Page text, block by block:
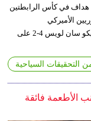
هداف في كأس الرابطتين
الأميركي
والمكسيكي، بعدما قاد إنتر ميامي إلى الفوز على أتلتيكو سان لويس 4-2 على
التحقيقات السياحية
الأطعمة فائقة